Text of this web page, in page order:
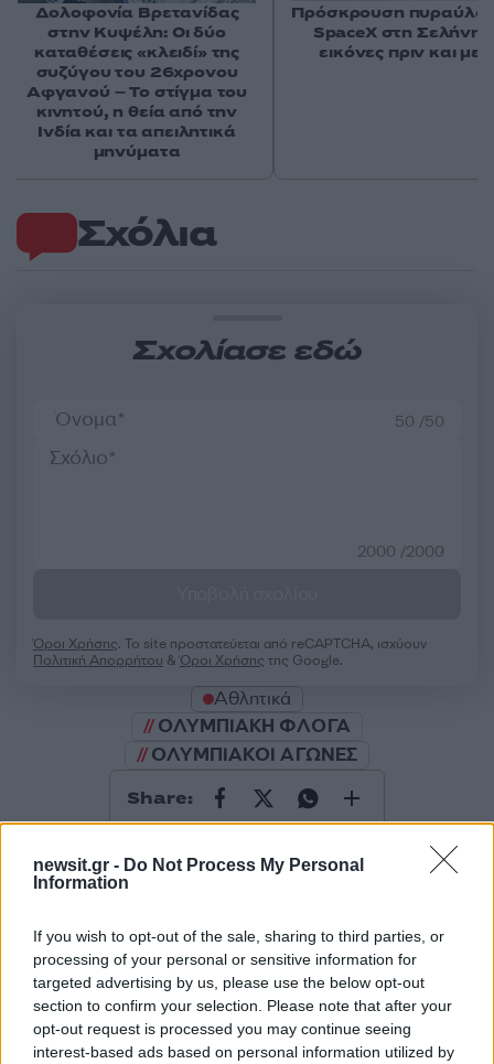
newsit.gr - Do Not Process My Personal
Information
If you wish to opt-out of the sale, sharing to third parties, or
processing of your personal or sensitive information for
targeted advertising by us, please use the below opt-out
section to confirm your selection. Please note that after your
opt-out request is processed you may continue seeing
interest-based ads based on personal information utilized by
Σχόλια
Σχολίασε εδώ
50 /50
2000 /2000
Όροι Χρήσης. Το site προστατεύεται από reCAPTCHA, ισχύουν
Πολιτική Απορρήτου &Όροι Χρήσης της Google.
Αθλητικά
ΟΛΥΜΠΙΑΚΗ ΦΛΟΓΑ
ΟΛΥΜΠΙΑΚΟΙ ΑΓΩΝΕΣ
Share:
Ακολουθήστε το Νewsit.gr στοGoogle News
ενημερωθείτε πρώτοι για όλη την ειδησεογραφία και τα
τελευταία νέα
Δολοφονία Βρετανίδας
στην Κυψέλη: Οι δύο
καταθέσεις «κλειδί» της
συζύγου του 26χρονου
Αφγανού – Το στίγμα του
κινητού, η θεία από την
Ινδία και τα απειλητικά
μηνύματα
Πρόσκρουση
SpaceX στη Σελήνη:
εικόνες πριν και
Πιο δημοφιλή